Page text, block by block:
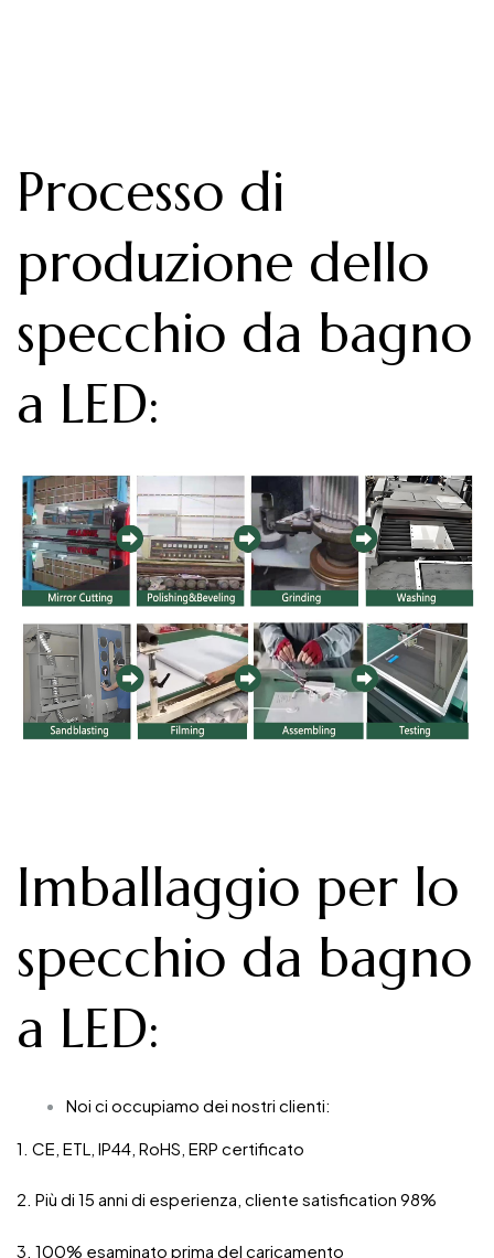
Processo di
produzione dello
specchio da bagno
a LED:
Imballaggio per lo
specchio da bagno
a LED:
Noi ci occupiamo dei nostri clienti:
1. CE, ETL, IP44, RoHS, ERP certificato
2. Più di 15 anni di esperienza, cliente satisfication 98%
3. 100% esaminato prima del caricamento